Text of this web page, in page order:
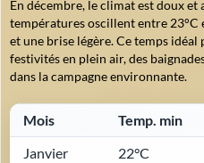
En décembre, le climat est doux et
températures oscillent entre 23°C
et une brise légère. Ce temps
festivités en plein air, des
dans la campagne environnante.
Mois Temp. min
Janvier
22°C